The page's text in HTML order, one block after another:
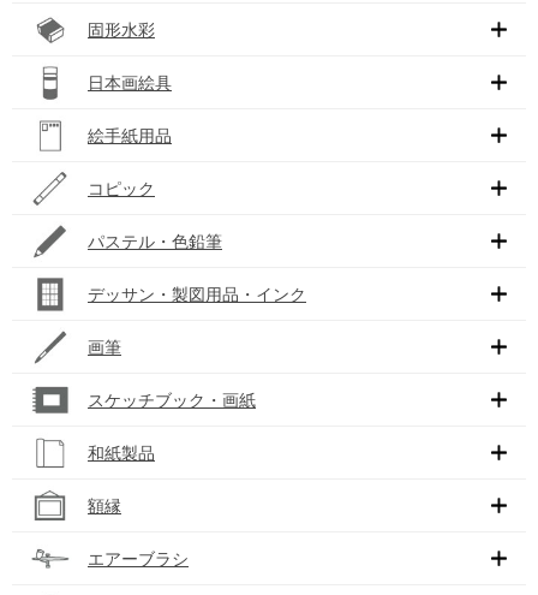
固形水彩
日本画絵具
絵手紙用品
コピック
パステル・色鉛筆
デッサン・製図用品・インク
画筆
スケッチブック・画紙
和紙製品
額縁
エアーブラシ